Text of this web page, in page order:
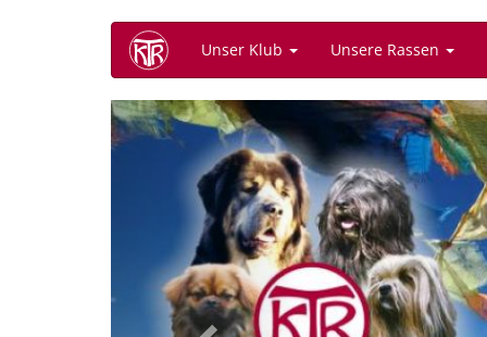
Unser Klub Unsere Rassen
Previous